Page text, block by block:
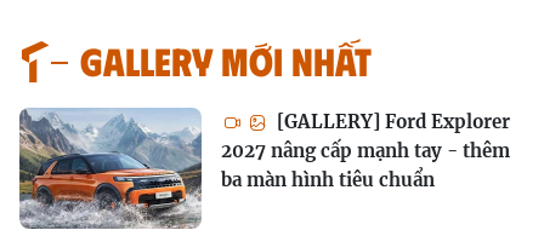
GALLERY MỚI NHẤT
[GALLERY] Ford Explorer
2027 nâng cấp mạnh tay - thêm
ba màn hình tiêu chuẩn